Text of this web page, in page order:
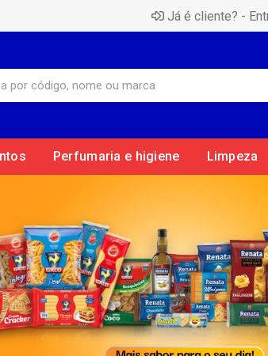
Já é cliente? -
Perfumaria e higiene Limpeza